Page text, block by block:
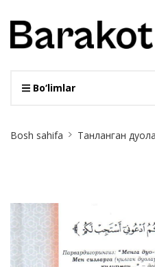
Bo‘limlar
Breadcrumb
Bosh sahifa Танланган